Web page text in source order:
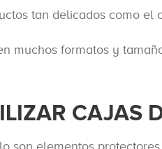
tan delicados como el
muchos formatos y
CAJAS
son elementos